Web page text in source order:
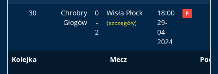
30
Chrobry
Głogów
0
-
2
Wisła Płock
(szczegóły)
18:00
29-
04-
2024
P
Kolejka Mecz